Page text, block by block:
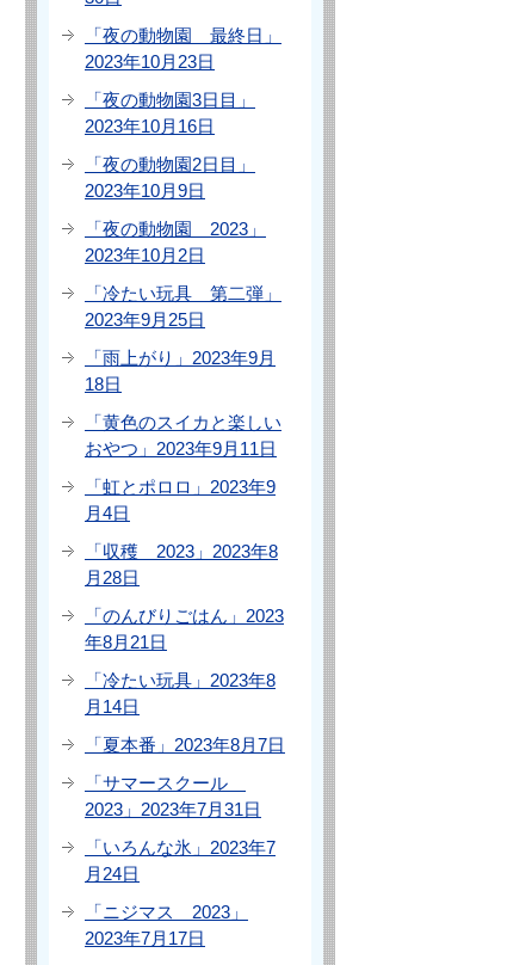
「夜の動物園 最終日」
2023年10月23日
「夜の動物園3日目」
2023年10月16日
「夜の動物園2日目」
2023年10月9日
「夜の動物園 2023」
2023年10月2日
「冷たい玩具 第二弾」
2023年9月25日
「雨上がり」2023年9月
18日
「黄色のスイカと楽しい
おやつ」2023年9月11日
「虹とポロロ」2023年9
月4日
「収穫 2023」2023年8
月28日
「のんびりごはん」2023
年8月21日
「冷たい玩具」2023年8
月14日
「夏本番」2023年8月7日
「サマースクール
2023」2023年7月31日
「いろんな氷」2023年7
月24日
「ニジマス 2023」
2023年7月17日